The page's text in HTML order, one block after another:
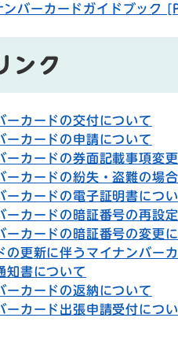
ンバーカードガイドブック
ンク
ーカードの交付について
ーカードの申請について
ーカードの券面記載事項変
ーカードの紛失・盗難の場
ーカードの電子証明書につ
ーカードの暗証番号の再設
ーカードの暗証番号の変更
の更新に伴うマイナンバー
知書について
ーカードの返納について
ーカード出張申請受付につ